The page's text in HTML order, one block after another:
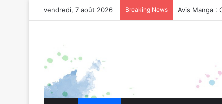
vendredi, 7 août 2026 Breaking News Avis Manga :